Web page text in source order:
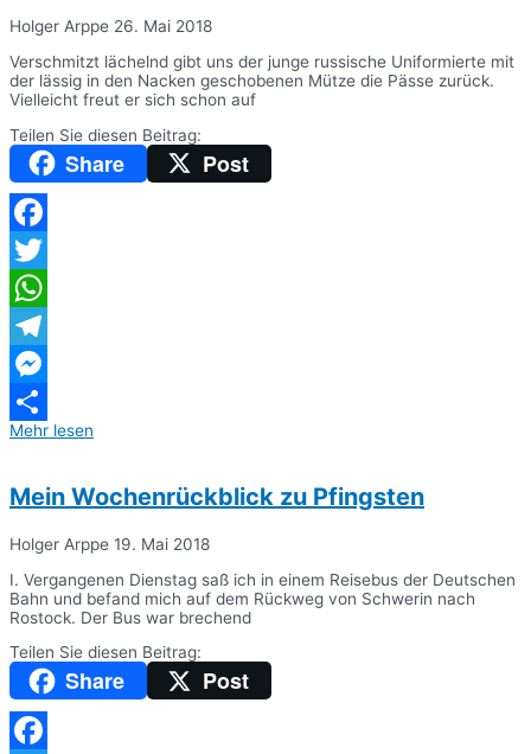
Holger Arppe 26. Mai 2018
Verschmitzt lächelnd gibt uns der junge russische Uniformierte mit
der lässig in den Nacken geschobenen Mütze die Pässe zurück.
Vielleicht freut er sich schon auf
Teilen Sie diesen Beitrag:
Share Post
Facebook
Twitter
WhatsApp
Telegram
Messenger
Teilen
Mehr lesen
Mein Wochenrückblick zu Pfingsten
Holger Arppe 19. Mai 2018
I. Vergangenen Dienstag saß ich in einem Reisebus der Deutschen
Bahn und befand mich auf dem Rückweg von Schwerin nach
Rostock. Der Bus war brechend
Teilen Sie diesen Beitrag:
Share Post